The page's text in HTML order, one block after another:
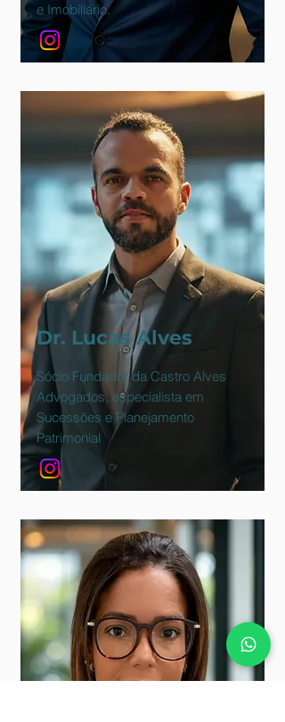
e Imobiliário.
Dr. Lucas Alves
Sócio Fundador da Castro Alves
Advogados, especialista em
Sucessões e Planejamento
Patrimonial